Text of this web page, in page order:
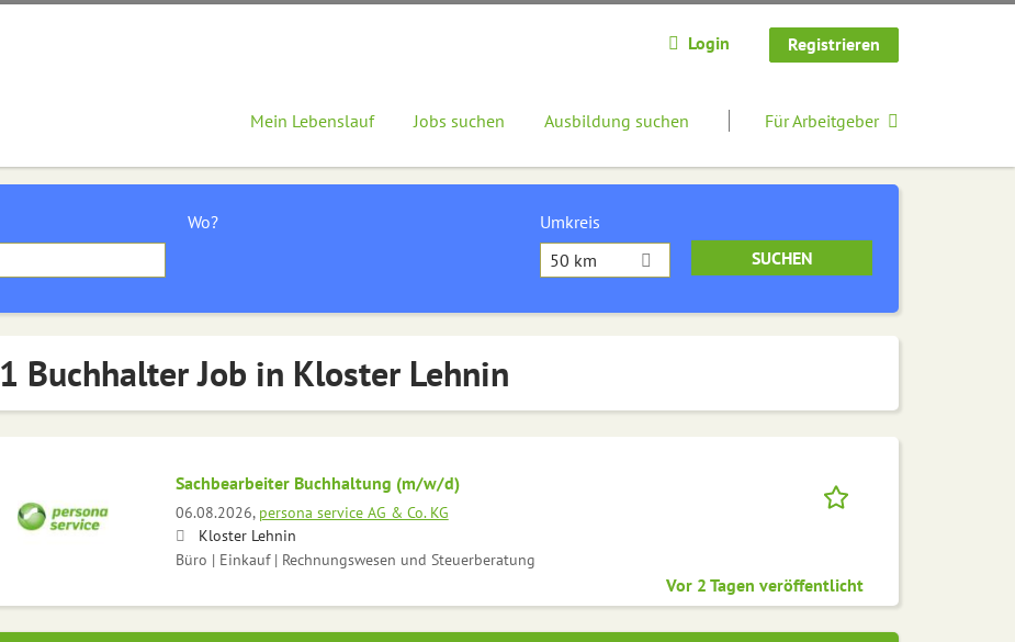
Login Registrieren
Mein Lebenslauf Jobs suchen Ausbildung suchen Für Arbeitgeber
Wo?
Umkreis
50 km
1 Buchhalter Job in Kloster Lehnin
Sachbearbeiter Buchhaltung (m/w/d)
06.08.2026, persona service AG & Co. KG
Kloster Lehnin
Büro | Einkauf | Rechnungswesen und Steuerberatung
Vor 2 Tagen veröffentlicht